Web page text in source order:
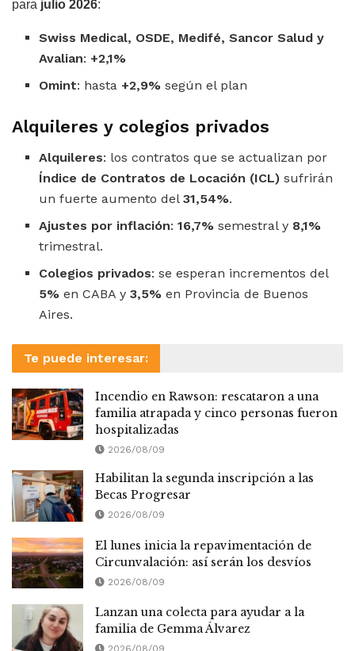
para julio 2026:
Swiss Medical, OSDE, Medifé, Sancor Salud y
Avalian: +2,1%
Omint: hasta +2,9% según el plan
Alquileres y colegios privados
Alquileres: los contratos que se actualizan por
Índice de Contratos de Locación (ICL) sufrirán
un fuerte aumento del31,54%.
Ajustes por inflación:16,7% semestral y 8,1%
trimestral.
Colegios privados: se esperan incrementos del
5% en CABA y3,5% en Provincia de Buenos
Aires.
Te puede interesar:
Incendio en Rawson: rescataron a una
familia atrapada y cinco personas fueron
hospitalizadas
2026/08/09
Habilitan la segunda inscripción a las
Becas Progresar
2026/08/09
El lunes inicia la repavimentación de
Circunvalación: así serán los desvíos
2026/08/09
Lanzan una colecta para ayudar a la
familia de Gemma Álvarez
2026/08/09